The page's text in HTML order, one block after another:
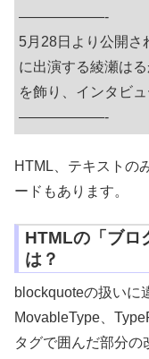
——————-
5月28日より公開
に出演する綾瀬は
を飾り、インタビュ
——————-
HTML、テキストの
ードもあります。
HTMLの「ブロ
は？
blockquoteの扱いに
MovableType、
タグで囲んだ部分